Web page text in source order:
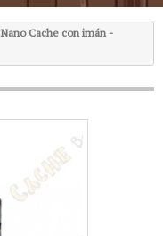
Nano Cache con imán -